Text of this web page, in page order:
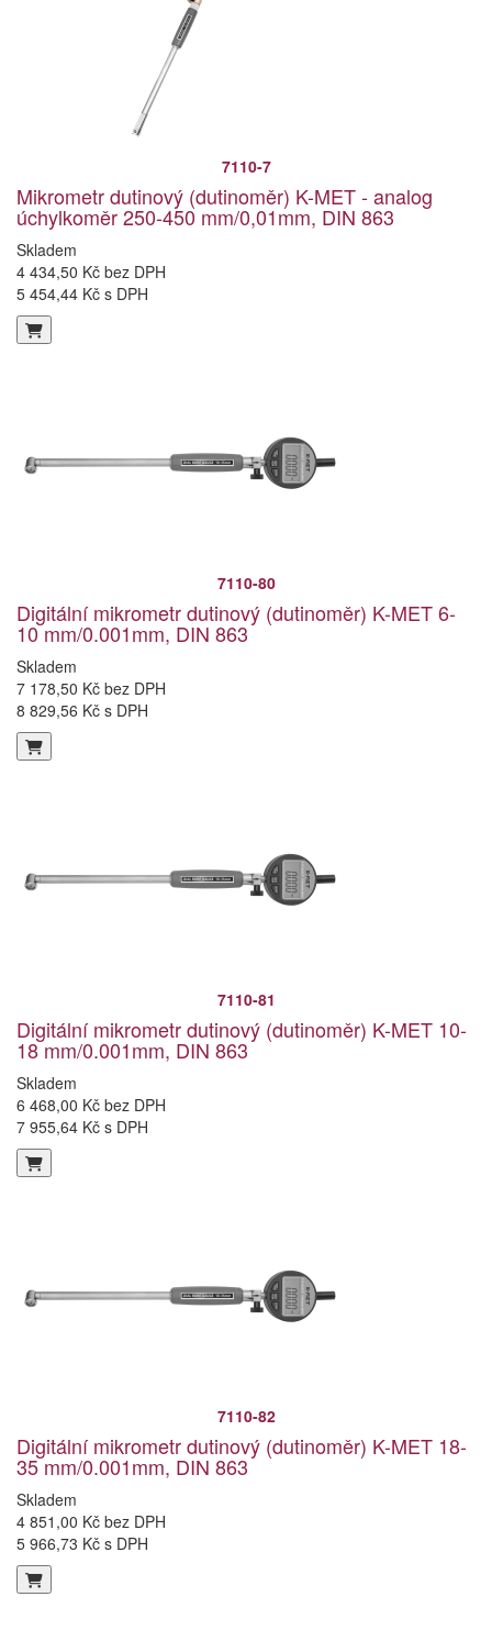
7110-7
Mikrometr dutinový (dutinoměr) K-MET - analog
úchylkoměr 250-450 mm/0,01mm, DIN 863
Skladem
4 434,50 Kč bez DPH
5 454,44 Kč s DPH
7110-80
Digitální mikrometr dutinový (dutinoměr) K-MET 6-
10 mm/0.001mm, DIN 863
Skladem
7 178,50 Kč bez DPH
8 829,56 Kč s DPH
7110-81
Digitální mikrometr dutinový (dutinoměr) K-MET 10-
18 mm/0.001mm, DIN 863
Skladem
6 468,00 Kč bez DPH
7 955,64 Kč s DPH
7110-82
Digitální mikrometr dutinový (dutinoměr) K-MET 18-
35 mm/0.001mm, DIN 863
Skladem
4 851,00 Kč bez DPH
5 966,73 Kč s DPH